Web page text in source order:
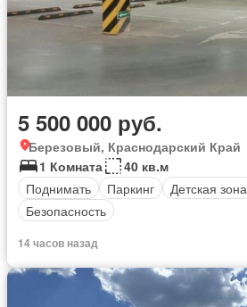
5 500 000 руб.
Березовый, Краснодарский Край
1 Комната
40 кв.м
Поднимать
Паркинг Детская зона
Безопасность
14 часов назад